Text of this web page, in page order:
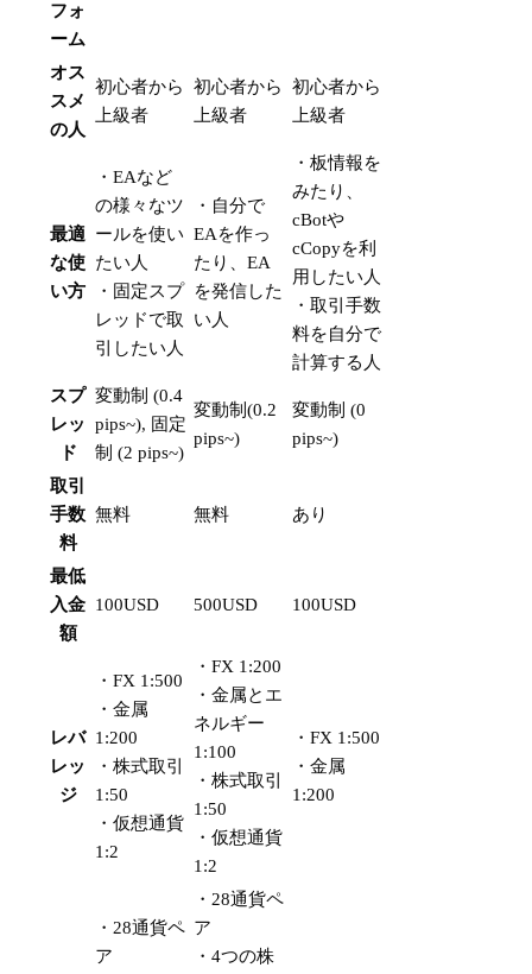
フォ
ーム
オス
スメ
の人
初心者から
上級者
初心者から
上級者
初心者から
上級者
最適
な使
い方
・EAなど
の様々なツ
ールを使い
たい人
・固定スプ
レッドで取
引したい人
・自分で
EAを作っ
たり、EA
を発信した
い人
・板情報を
みたり、
cBotや
cCopyを利
用したい人
・取引手数
料を自分で
計算する人
スプ
レッ
ド
変動制 (0.4
pips~), 固定
制 (2 pips~)
変動制(0.2
pips~)
変動制 (0
pips~)
取引
手数
料
無料 無料 あり
最低
入金
額
100USD 500USD 100USD
レバ
レッ
ジ
・FX 1:500
・金属
1:200
・株式取引
1:50
・仮想通貨
1:2
・FX 1:200
・金属とエ
ネルギー
1:100
・株式取引
1:50
・仮想通貨
1:2
・FX 1:500
・金属
1:200
・28通貨ペ
ア
・28通貨ペ
ア
・4つの株